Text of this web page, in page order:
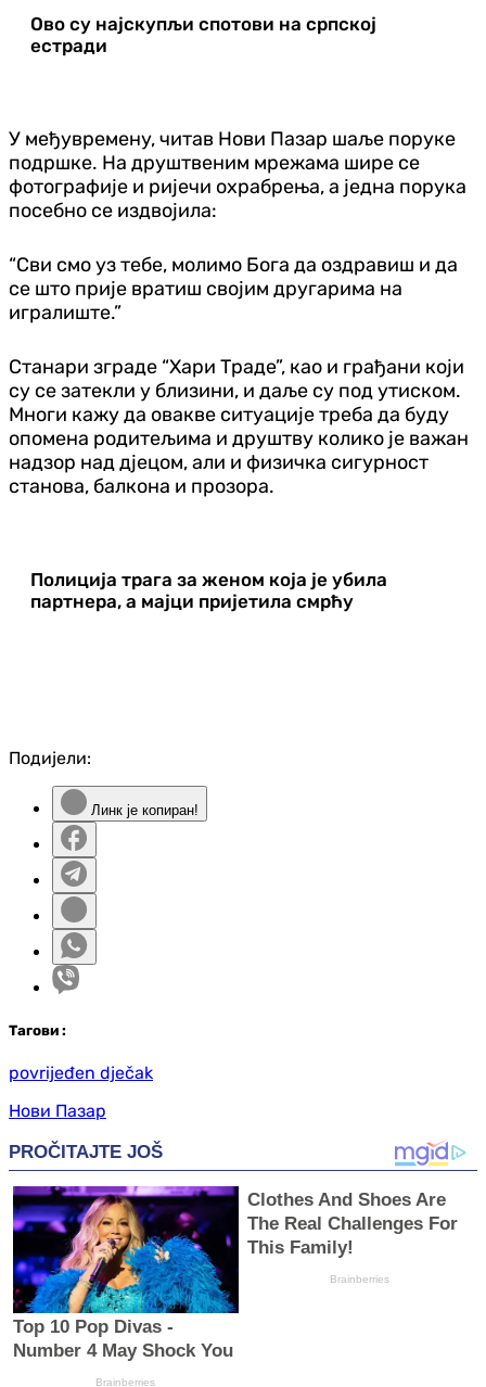
Ово су најскупљи спотови на српској
естради
У међувремену, читав Нови Пазар шаље поруке
подршке. На друштвеним мрежама шире се
фотографије и ријечи охрабрења, а једна порука
посебно се издвојила:
“Сви смо уз тебе, молимо Бога да оздравиш и да
се што прије вратиш својим другарима на
игралиште.”
Станари зграде “Хари Траде”, као и грађани који
су се затекли у близини, и даље су под утиском.
Многи кажу да овакве ситуације треба да буду
опомена родитељима и друштву колико је важан
надзор над дјецом, али и физичка сигурност
станова, балкона и прозора.
Полиција трага за женом која је убила
партнера, а мајци пријетила смрћу
Подијели:
Линк је копиран!
Тагови :
povrijeđen dječak
Нови Пазар